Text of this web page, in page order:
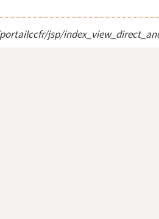
de Saint-Paul, d'après...
province et comté du G...
des ouvrages qu'il c...
par ordre alphabétiq...
de procès-verbal de la to...
jsp/